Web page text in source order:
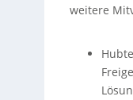
weitere